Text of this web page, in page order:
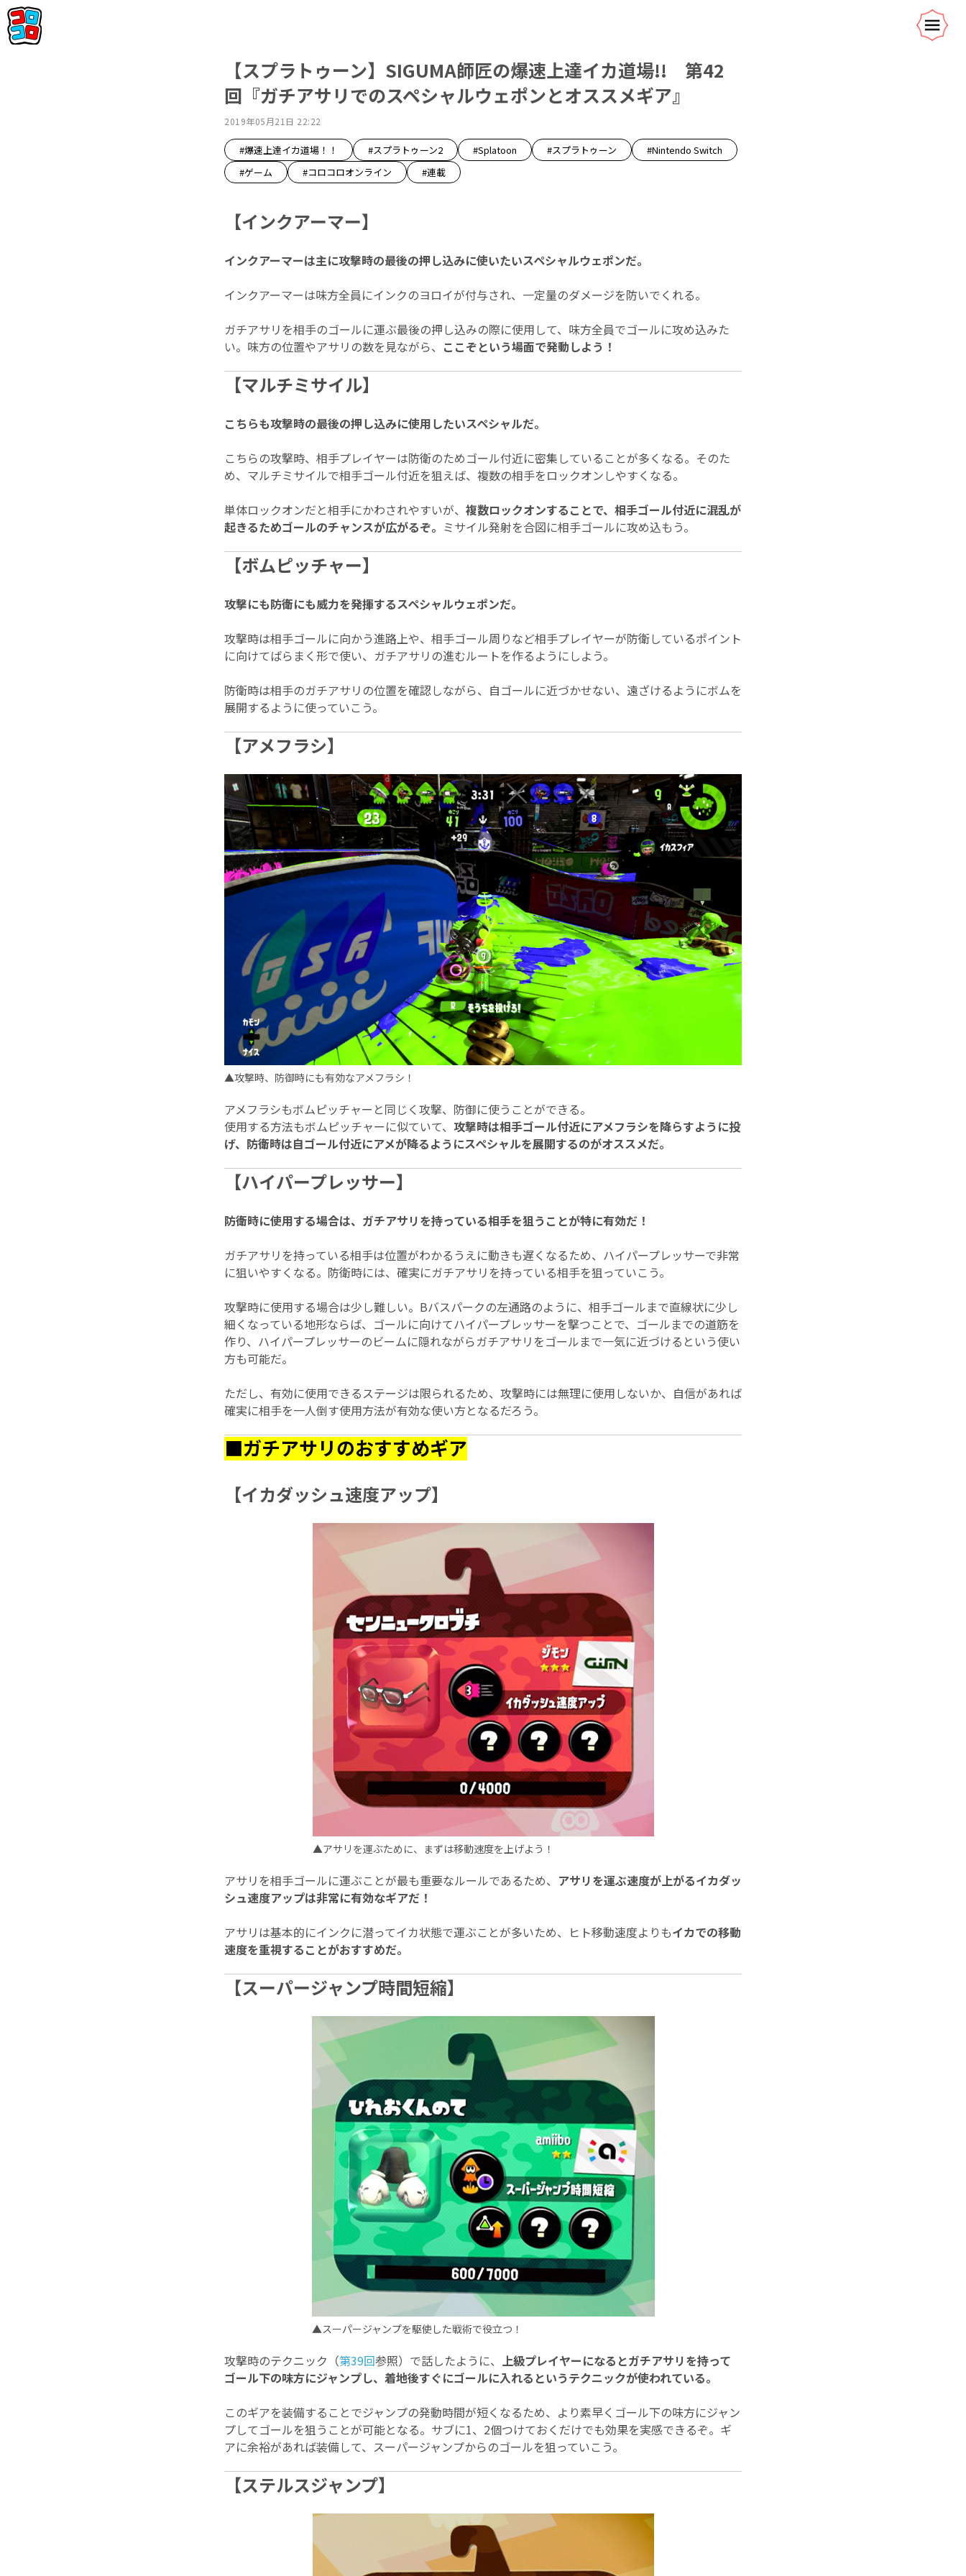
【スプラトゥーン】SIGUMA師匠の爆速上達イカ道場!! 第42
回『ガチアサリでのスペシャルウェポンとオススメギア』
2019年05月21日 22:22
#爆速上達イカ道場！！ #スプラトゥーン2 #Splatoon #スプラトゥーン
#Nintendo Switch
#ゲーム
#コロコロオンライン #連載
【インクアーマー】
インクアーマーは主に攻撃時の最後の押し込みに使いたいスペシャルウェポンだ。
インクアーマーは味方全員にインクのヨロイが付与され、一定量のダメージを防いでくれる。
ガチアサリを相手のゴールに運ぶ最後の押し込みの際に使用して、味方全員でゴールに攻め込みた
い。味方の位置やアサリの数を見ながら、 ここぞという場面で発動しよう！
【マルチミサイル】
こちらも攻撃時の最後の押し込みに使用したいスペシャルだ。
こちらの攻撃時、相手プレイヤーは防衛のためゴール付近に密集していることが多くなる。そのた
め、マルチミサイルで相手ゴール付近を狙えば、複数の相手をロックオンしやすくなる。
単体ロックオンだと相手にかわされやすいが、 複数ロックオンすることで、相手ゴール付近に混乱が
起きるためゴールのチャンスが広がるぞ。 ミサイル発射を合図に相手ゴールに攻め込もう。
【ボムピッチャー】
攻撃にも防衛にも威力を発揮するスペシャルウェポンだ。
攻撃時は相手ゴールに向かう進路上や、相手ゴール周りなど相手プレイヤーが防衛しているポイント
に向けてばらまく形で使い、ガチアサリの進むルートを作るようにしよう。
防衛時は相手のガチアサリの位置を確認しながら、自ゴールに近づかせない、遠ざけるようにボムを
展開するように使っていこう。
【アメフラシ】
▲攻撃時、防御時にも有効なアメフラシ！
アメフラシもボムピッチャーと同じく攻撃、防御に使うことができる。
使用する方法もボムピッチャーに似ていて、 攻撃時は相手ゴール付近にアメフラシを降らすように投
げ、防衛時は自ゴール付近にアメが降るようにスペシャルを展開するのがオススメだ。
【ハイパープレッサー】
防衛時に使用する場合は、ガチアサリを持っている相手を狙うことが特に有効だ！
ガチアサリを持っている相手は位置がわかるうえに動きも遅くなるため、ハイパープレッサーで非常
に狙いやすくなる。防衛時には、確実にガチアサリを持っている相手を狙っていこう。
攻撃時に使用する場合は少し難しい。Bバスパークの左通路のように、相手ゴールまで直線状に少し
細くなっている地形ならば、ゴールに向けてハイパープレッサーを撃つことで、ゴールまでの道筋を
作り、ハイパープレッサーのビームに隠れながらガチアサリをゴールまで一気に近づけるという使い
方も可能だ。
ただし、有効に使用できるステージは限られるため、攻撃時には無理に使用しないか、自信があれば
確実に相手を一人倒す使用方法が有効な使い方となるだろう。
■ガチアサリのおすすめギア
【イカダッシュ速度アップ】
▲アサリを運ぶために、まずは移動速度を上げよう！
アサリを相手ゴールに運ぶことが最も重要なルールであるため、 アサリを運ぶ速度が上がるイカダッ
シュ速度アップは非常に有効なギアだ！
アサリは基本的にインクに潜ってイカ状態で運ぶことが多いため、ヒト移動速度よりもイカでの移動
速度を重視することがおすすめだ。
【スーパージャンプ時間短縮】
▲スーパージャンプを駆使した戦術で役立つ！
攻撃時のテクニック（第39回参照）で話したように、 上級プレイヤーになるとガチアサリを持って
ゴール下の味方にジャンプし、着地後すぐにゴールに入れるというテクニックが使われている。
このギアを装備することでジャンプの発動時間が短くなるため、より素早くゴール下の味方にジャン
プしてゴールを狙うことが可能となる。サブに1、2個つけておくだけでも効果を実感できるぞ。ギ
アに余裕があれば装備して、スーパージャンプからのゴールを狙っていこう。
【ステルスジャンプ】